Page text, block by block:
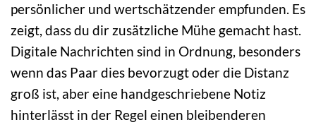
persönlicher und wertschätzender empfunden. Es
zeigt, dass du dir zusätzliche Mühe gemacht hast.
Digitale Nachrichten sind in Ordnung, besonders
wenn das Paar dies bevorzugt oder die Distanz
groß ist, aber eine handgeschriebene Notiz
hinterlässt in der Regel einen bleibenderen